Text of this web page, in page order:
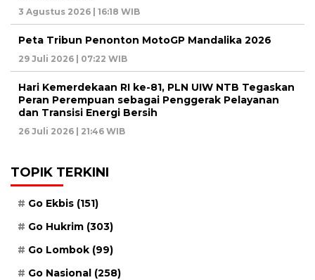
3 Agustus 2026 | 16:18 WIB
Peta Tribun Penonton MotoGP Mandalika 2026
29 Juli 2026 | 07:22 WIB
Hari Kemerdekaan RI ke-81, PLN UIW NTB Tegaskan
Peran Perempuan sebagai Penggerak Pelayanan
dan Transisi Energi Bersih
26 Juli 2026 | 21:46 WIB
TOPIK TERKINI
Go Ekbis (151)
Go Hukrim (303)
Go Lombok (99)
Go Nasional (258)